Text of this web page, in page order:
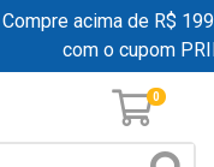
Compre acima de R$
com o cupom
0